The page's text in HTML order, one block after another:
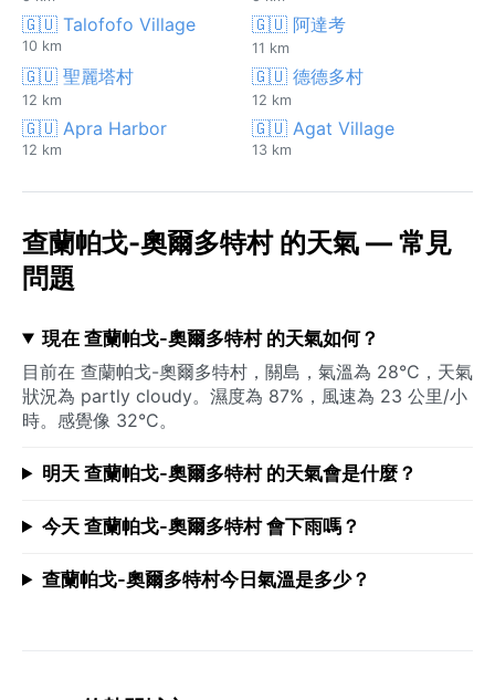
🇬🇺 Talofofo Village
10 km
🇬🇺 阿達考
11 km
🇬🇺 聖麗塔村
12 km
🇬🇺 德德多村
12 km
🇬🇺 Apra Harbor
12 km
🇬🇺 Agat Village
13 km
查蘭帕戈-奧爾多特村 的天氣 — 常見
問題
現在 查蘭帕戈-奧爾多特村 的天氣如何？
目前在 查蘭帕戈-奧爾多特村，關島，氣溫為 28°C，天氣
狀況為 partly cloudy。濕度為 87%，風速為 23 公里/小
時。感覺像 32°C。
明天 查蘭帕戈-奧爾多特村 的天氣會是什麼？
今天 查蘭帕戈-奧爾多特村 會下雨嗎？
查蘭帕戈-奧爾多特村今日氣溫是多少？